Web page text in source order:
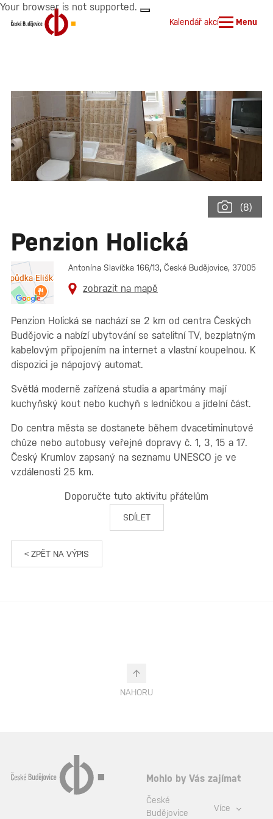
Your browser is not supported.
Kalendář akcí Menu
(8)
Penzion Holická
Antonína Slavíčka 166/13, České Budějovice, 37005
zobrazit na mapě
Penzion Holická se nachází se 2 km od centra Českých
Budějovic a nabízí ubytování se satelitní TV, bezplatným
kabelovým připojením na internet a vlastní koupelnou. K
dispozici je nápojový automat.
Světlá moderně zařízená studia a apartmány mají
kuchyňský kout nebo kuchyň s ledničkou a jídelní část.
Do centra města se dostanete během dvacetiminutové
chůze nebo autobusy veřejné dopravy č. 1, 3, 15 a 17.
Český Krumlov zapsaný na seznamu UNESCO je ve
vzdálenosti 25 km.
Doporučte tuto aktivitu přátelům
SDÍLET
< ZPĚT NA VÝPIS
NAHORU
Mohlo by Vás zajímat
České
Budějovice
Více